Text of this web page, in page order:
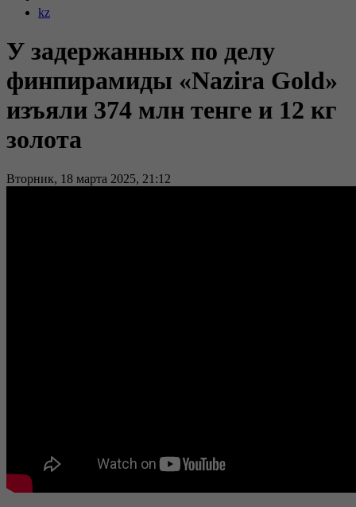
kz
У задержанных по делу
финпирамиды «Nazira Gold»
изъяли 374 млн тенге и 12 кг
золота
Вторник, 18 марта 2025, 21:12